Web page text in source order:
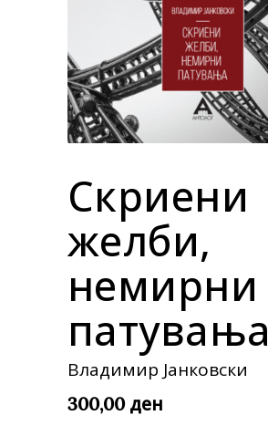
Скриени
желби,
немирни
патувања
Владимир Јанковски
300,00 ден